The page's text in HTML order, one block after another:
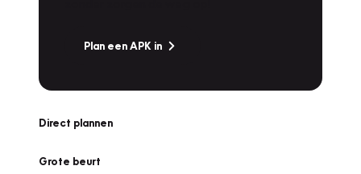
Plan een APK in
Direct plannen
Grote beurt